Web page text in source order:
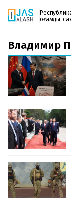
қоғамдық-
Жаңалықтар
Спорт
Live
Руханият
Аймақ
Архив
Заң және
Редакциямен
+7 708 604 51 06
Жарнама бөлімі
Пошта
Газетке
PDF форматтағы
поштаңызға
шыққан сәтте
Владимир